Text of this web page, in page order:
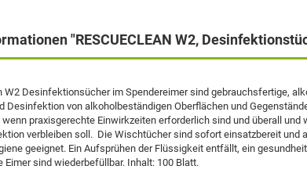
"RESCUECLEAN W2,
W2 Desinfektionsücher im Spendereimer sind gebrauchsfertige,
Desinfektion von alkoholbeständigen Oberflächen und
wenn praxisgerechte Einwirkzeiten erforderlich sind und überall
verbleiben soll. Die Wischtücher sind sofort einsatzbereit und
geeignet. Ein Aufsprühen der Flüssigkeit entfällt, ein
Eimer sind wiederbefüllbar. Inhalt: 100 Blatt.